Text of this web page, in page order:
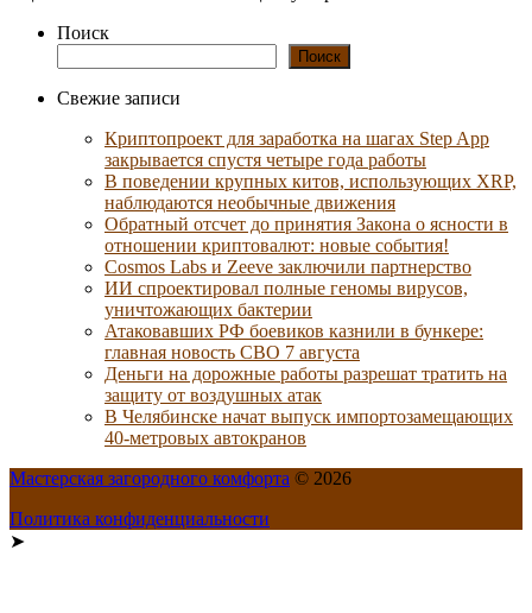
Поиск
Поиск
Свежие записи
Криптопроект для заработка на шагах Step App
закрывается спустя четыре года работы
В поведении крупных китов, использующих XRP,
наблюдаются необычные движения
Обратный отсчет до принятия Закона о ясности в
отношении криптовалют: новые события!
Cosmos Labs и Zeeve заключили партнерство
ИИ спроектировал полные геномы вирусов,
уничтожающих бактерии
Атаковавших РФ боевиков казнили в бункере:
главная новость СВО 7 августа
Деньги на дорожные работы разрешат тратить на
защиту от воздушных атак
В Челябинске начат выпуск импортозамещающих
40-метровых автокранов
Мастерская загородного комфорта © 2026
Политика конфиденциальности
➤